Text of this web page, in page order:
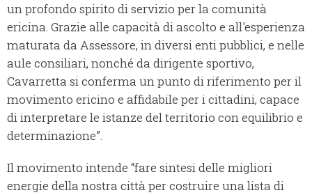
un profondo spirito di servizio per la comunità
ericina. Grazie alle capacità di ascolto e all'esperienza
maturata da Assessore, in diversi enti pubblici, e nelle
aule consiliari, nonché da dirigente sportivo,
Cavarretta si conferma un punto di riferimento per il
movimento ericino e affidabile per i cittadini, capace
di interpretare le istanze del territorio con equilibrio e
determinazione”.
Il movimento intende “fare sintesi delle migliori
energie della nostra città per costruire una lista di